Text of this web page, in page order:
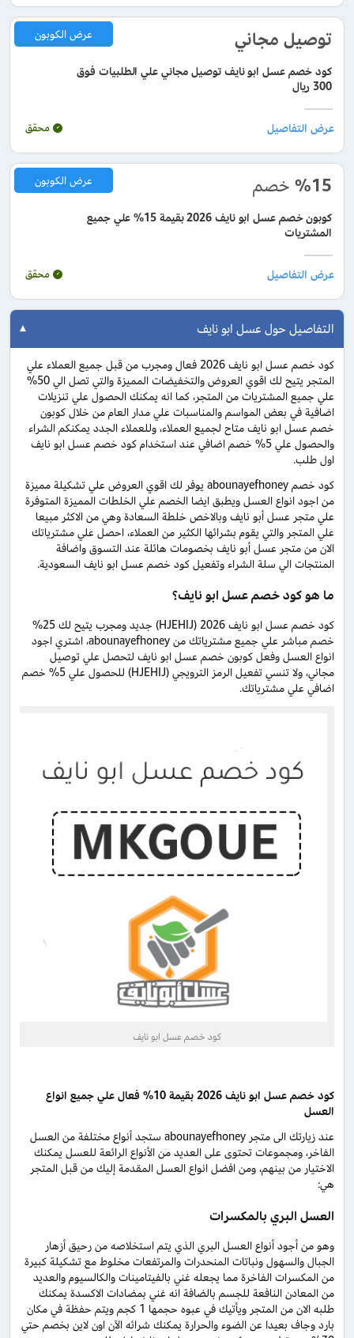
توصيل مجاني
كود خصم عسل ابو نايف توصيل مجاني علي الطلبيات فوق
300 ريال
عرض الكوبون
محقق
%15 خصم
كوبون خصم عسل ابو نايف 2026 بقيمة 15% علي جميع
المشتريات
عرض الكوبون
محقق
التفاصيل حول عسل ابو نايف
كود خصم عسل ابو نايف 2026 فعال ومجرب من قبل جميع العملاء علي
المتجر يتيح لك اقوي العروض والتخفيضات المميزة والتي تصل الي 50%
علي جميع المشتريات من المتجر، كما انه يمكنك الحصول علي تنزيلات
اضافية في بعض المواسم والمناسبات علي مدار العام من خلال كوبون
خصم عسل ابو نايف متاح لجميع العملاء، وللعملاء الجدد يمكنكم الشراء
والحصول علي 5% خصم اضافي عند استخدام كود خصم عسل ابو نايف
اول طلب.
كود خصم abounayefhoney يوفر لك اقوي العروض علي تشكيلة مميزة
من اجود انواع العسل ويطبق ايضا الخصم علي الخلطات المميزة المتوفرة
علي متجر عسل أبو نايف وبالاخص خلطة السعادة وهي من الاكثر مبيعا
علي المتجر والتي يقوم بشرائها الكثير من العملاء، احصل علي مشترياتك
الان من متجر عسل أبو نايف بخصومات هائلة عند التسوق واضافة
المنتجات الي سلة الشراء وتفعيل كود خصم عسل ابو نايف السعودية.
ما هو كود خصم عسل ابو نايف؟
كود خصم عسل ابو نايف 2026 (HJEHIJ) جديد ومجرب يتيح لك 25%
خصم مباشر علي جميع مشترياتك من abounayefhoney، اشتري اجود
انواع العسل وفعل كوبون خصم عسل ابو نايف لتحصل علي توصيل
مجاني، ولا تنسي تفعيل الرمز الترويجي (HJEHIJ) للحصول علي 5% خصم
اضافي علي مشترياتك.
كود خصم عسل ابو نايف
كود خصم عسل ابو نايف 2026 بقيمة 10% فعال علي جميع انواع
العسل
عند زيارتك الى متجر abounayefhoney ستجد أنواع مختلفة من العسل
الفاخر، ومجموعات تحتوى على العديد من الأنواع الرائعة للعسل يمكنك
الاختيار من بينهم، ومن افضل انواع العسل المقدمة إليك من قبل المتجر
هي:
العسل البري بالمكسرات
وهو من أجود أنواع العسل البري الذي يتم استخلاصه من رحيق أزهار
الجبال والسهول ونباتات المنحدرات والمرتفعات مخلوط مع تشكيلة كبيرة
من المكسرات الفاخرة مما يجعله غني بالفيتامينات والكالسيوم والعديد
من المعادن النافعة للجسم بالضافة انه غني بمضادات الاكسدة يمكنك
طلبه الان من المتجر ويأتيك في عبوه حجمها 1 كجم ويتم حفظة في مكان
بارد وجاف بعيدا عن الضوء والحرارة يمكنك شرائه الآن اون لاين بخصم حتي